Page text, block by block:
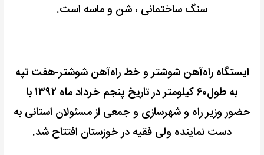
سنگ ساختمانی ، شن و ماسه است.
ایستگاه راه‌آهن شوشتر و خط راه‌آهن شوشتر-هفت تپه
به طول۶۰ کیلومتر در تاریخ پنجم خرداد ماه ۱۳۹۲ با
حضور وزیر راه و شهرسازی و جمعی از مسئولان استانی به
دست نماینده ولی فقیه در خوزستان افتتاح شد.